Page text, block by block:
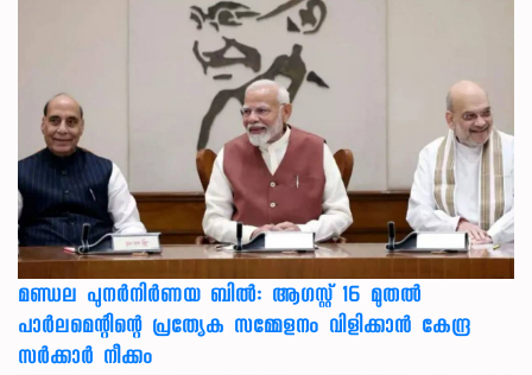
മണ്ഡല പുനർനിർണയ ബിൽ: ആഗസ്റ്റ് 16 മുതൽ
പാർലമെന്റിന്റെ പ്രത്യേക സമ്മേളനം വിളിക്കാൻ കേന്ദ്ര
സർക്കാർ നീക്കം